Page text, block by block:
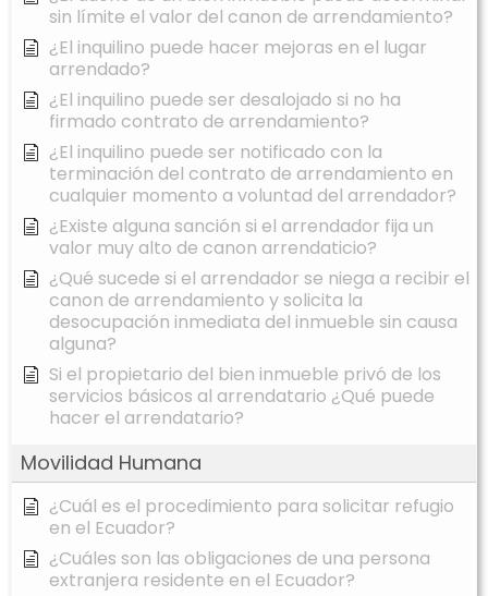
sin límite el valor del canon de arrendamiento?
¿El inquilino puede hacer mejoras en el lugar
arrendado?
¿El inquilino puede ser desalojado si no ha
firmado contrato de arrendamiento?
¿El inquilino puede ser notificado con la
terminación del contrato de arrendamiento en
cualquier momento a voluntad del arrendador?
¿Existe alguna sanción si el arrendador fija un
valor muy alto de canon arrendaticio?
¿Qué sucede si el arrendador se niega a recibir el
canon de arrendamiento y solicita la
desocupación inmediata del inmueble sin causa
alguna?
Si el propietario del bien inmueble privó de los
servicios básicos al arrendatario ¿Qué puede
hacer el arrendatario?
Movilidad Humana
¿Cuál es el procedimiento para solicitar refugio
en el Ecuador?
¿Cuáles son las obligaciones de una persona
extranjera residente en el Ecuador?